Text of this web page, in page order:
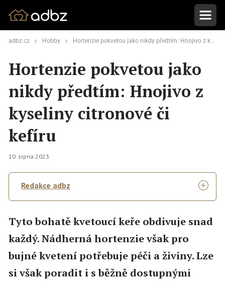
adbz.cz Hobby Hortenzie pokvetou jako nikdy předtím: Hnojivo z kyseliny citronové či kefíru
Hortenzie pokvetou jako
nikdy předtím: Hnojivo z
kyseliny citronové či
kefíru
10. srpna 2023
Redakce adbz
Tyto bohatě kvetoucí keře obdivuje snad
každý. Nádherná hortenzie však pro
bujné kvetení potřebuje péči a živiny. Lze
si však poradit i s běžně dostupnými